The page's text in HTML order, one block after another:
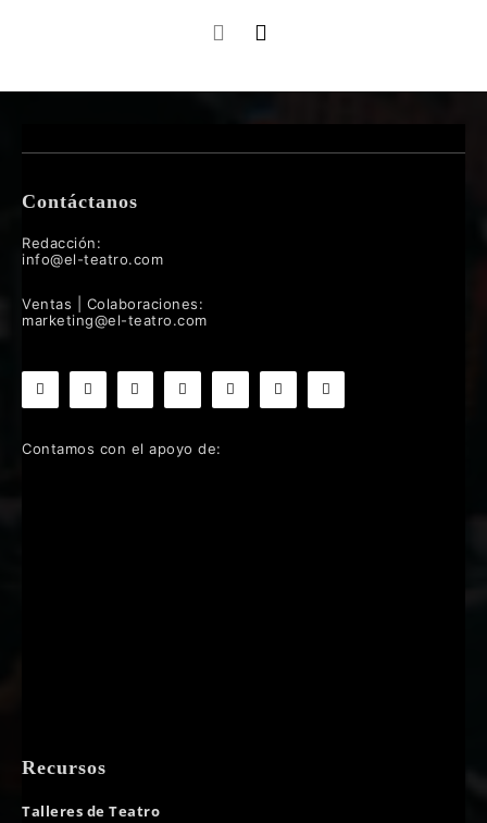
Contáctanos
Redacción:
info@el-teatro.com
Ventas | Colaboraciones:
marketing@el-teatro.com
Contamos con el apoyo de:
Recursos
Talleres de Teatro